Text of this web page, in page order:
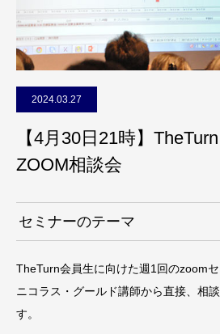
2024.03.27
【4月30日21時】
ZOOM相談会
セミナーのテーマ
TheTurn会員生に向けた週1回のzoomセ
ニコラス・グールド講師から直接、相
す。